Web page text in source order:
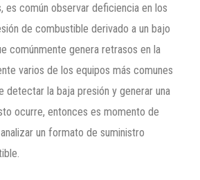
es común observar deficiencia en los
de combustible derivado a un bajo
comúnmente genera retrasos en la
varios de los equipos más comunes
detectar la baja presión y generar una
ocurre, entonces es momento de
un formato de suministro